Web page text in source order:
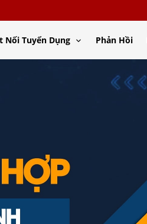
Nối Tuyển Dụng Phản Hồi